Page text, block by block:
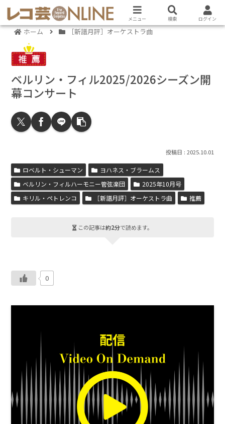
ホーム ［新譜月評］オーケストラ曲
ベルリン・フィル2025/2026シーズン開
幕コンサート
2025.10.01
ロベルト・シューマン
ヨハネス・ブラームス
ベルリン・フィルハーモニー管弦楽団
2025年10月号
キリル・ペトレンコ
［新譜月評］オーケストラ曲 推薦
この記事は約2分で読めます。
0
メニュー 検索 ログイン